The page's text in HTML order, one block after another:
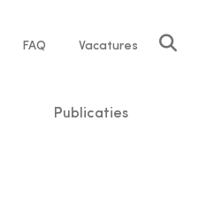
FAQ Vacatures
Publicaties